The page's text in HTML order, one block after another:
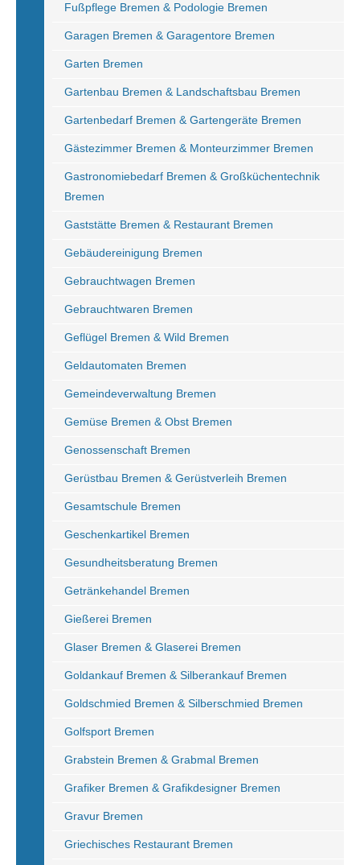
Fußpflege Bremen & Podologie Bremen
Garagen Bremen & Garagentore Bremen
Garten Bremen
Gartenbau Bremen & Landschaftsbau Bremen
Gartenbedarf Bremen & Gartengeräte Bremen
Gästezimmer Bremen & Monteurzimmer Bremen
Gastronomiebedarf Bremen & Großküchentechnik
Bremen
Gaststätte Bremen & Restaurant Bremen
Gebäudereinigung Bremen
Gebrauchtwagen Bremen
Gebrauchtwaren Bremen
Geflügel Bremen & Wild Bremen
Geldautomaten Bremen
Gemeindeverwaltung Bremen
Gemüse Bremen & Obst Bremen
Genossenschaft Bremen
Gerüstbau Bremen & Gerüstverleih Bremen
Gesamtschule Bremen
Geschenkartikel Bremen
Gesundheitsberatung Bremen
Getränkehandel Bremen
Gießerei Bremen
Glaser Bremen & Glaserei Bremen
Goldankauf Bremen & Silberankauf Bremen
Goldschmied Bremen & Silberschmied Bremen
Golfsport Bremen
Grabstein Bremen & Grabmal Bremen
Grafiker Bremen & Grafikdesigner Bremen
Gravur Bremen
Griechisches Restaurant Bremen